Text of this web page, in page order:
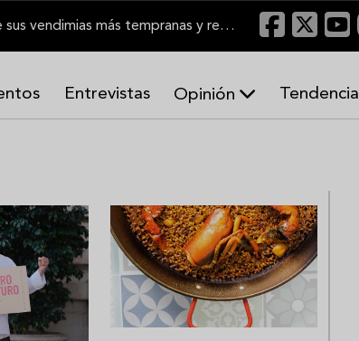
El Marco de Jerez inicia una de sus vendimias más tempranas y recupera producción
Entrevistas Opinión
n
í
a
s